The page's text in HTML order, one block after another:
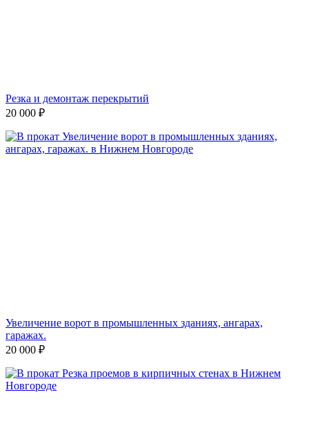
Резка и демонтаж перекрытий
20 000 ₽
Увеличение ворот в промышленных зданиях, ангарах,
гаражах.
20 000 ₽